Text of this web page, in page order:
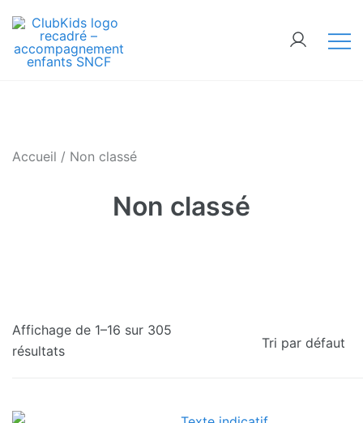
content
Accueil / Non classé
Non classé
Affichage de 1–16 sur 305
résultats
🚨 Nos accompagnements sont pris d’assaut.